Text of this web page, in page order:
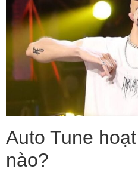
Auto Tune
nào?